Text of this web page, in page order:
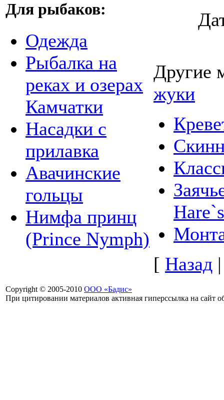
Для рыбаков:
Одежда
Рыбалка на
реках и озерах
Камчатки
Насадки с
прилавка
Авачинские
гольцы
Нимфа принц
(Prince Nymph)
Другие
жуки
[ Назад
Copyright © 2005-2010 ООО «Бадис»
При цитировании материалов активная гиперссылка на сайт